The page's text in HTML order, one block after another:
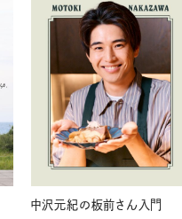
中沢元紀の板前さん入門